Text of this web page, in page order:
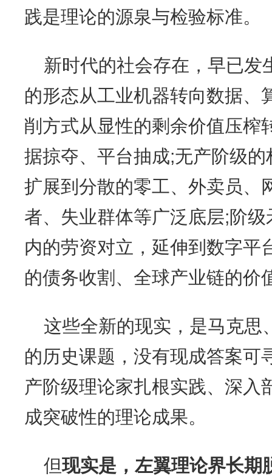
践是理论的源泉与检验标准。
新时代的社会存在，早已发
的形态从工业机器转向数据、
削方式从显性的剩余价值压榨
据掠夺、平台抽成;无产阶级
扩展到分散的零工、外卖员、
者、失业群体等广泛底层;阶
内的劳资对立，延伸到数字平
的债务收割、全球产业链的价
这些全新的现实，是马克思
的历史课题，没有现成答案可
产阶级理论家扎根实践、深入
成突破性的理论成果。
但现实是，左翼理论界长期